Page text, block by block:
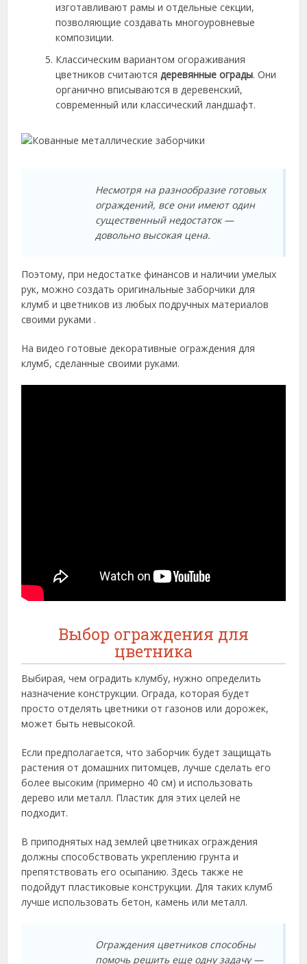
изготавливают рамы и отдельные секции,
позволяющие создавать многоуровневые
композиции.
Классическим вариантом огораживания
цветников считаютсядеревянные ограды. Они
органично вписываются в деревенский,
современный или классический ландшафт.
Несмотря на разнообразие готовых
ограждений, все они имеют один
существенный недостаток —
довольно высокая цена.
Поэтому, при недостатке финансов и наличии умелых
рук, можно создать оригинальные заборчики для
клумб и цветников из любых подручных материалов
своими руками .
На видео готовые декоративные ограждения для
клумб, сделанные своими руками.
Выбор ограждения для
цветника
Выбирая, чем оградить клумбу, нужно определить
назначение конструкции. Ограда, которая будет
просто отделять цветники от газонов или дорожек,
может быть невысокой.
Если предполагается, что заборчик будет защищать
растения от домашних питомцев, лучше сделать его
более высоким (примерно 40 см) и использовать
дерево или металл. Пластик для этих целей не
подходит.
В приподнятых над землей цветниках ограждения
должны способствовать укреплению грунта и
препятствовать его осыпанию. Здесь также не
подойдут пластиковые конструкции. Для таких клумб
лучше использовать бетон, камень или металл.
Ограждения цветников способны
помочь решить еще одну задачу —